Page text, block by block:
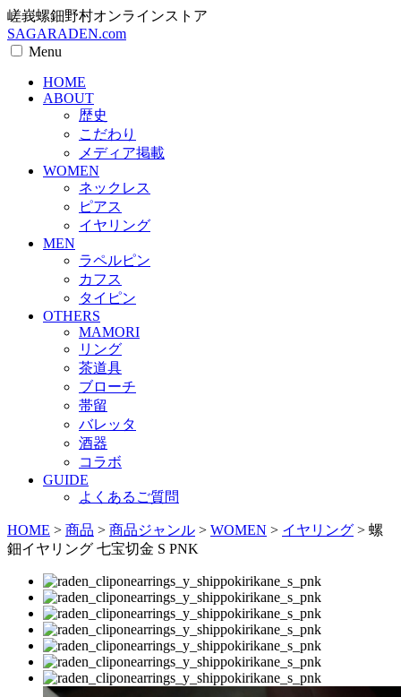
嵯峩螺鈿野村オンラインストア
SAGARADEN.com
Menu
HOME
ABOUT
歴史
こだわり
メディア掲載
WOMEN
ネックレス
ピアス
イヤリング
MEN
ラペルピン
カフス
タイピン
OTHERS
MAMORI
リング
茶道具
ブローチ
帯留
バレッタ
酒器
コラボ
GUIDE
よくあるご質問
HOME > 商品 > 商品ジャンル > WOMEN > イヤリング > 螺
鈿イヤリング 七宝切金 S PNK